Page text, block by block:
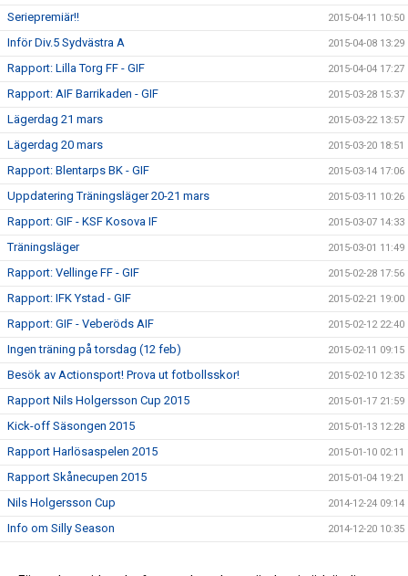
Seriepremiär!! 2015-04-11 10:50
Inför Div.5 Sydvästra A 2015-04-08 13:29
Rapport: Lilla Torg FF - GIF 2015-04-04 17:27
Rapport: AIF Barrikaden - GIF 2015-03-28 15:37
Lägerdag 21 mars 2015-03-22 13:57
Lägerdag 20 mars 2015-03-20 18:51
Rapport: Blentarps BK - GIF 2015-03-14 17:06
Uppdatering Träningsläger 20-21 mars 2015-03-11 10:26
Rapport: GIF - KSF Kosova IF 2015-03-07 14:33
Träningsläger 2015-03-01 11:49
Rapport: Vellinge FF - GIF 2015-02-28 17:56
Rapport: IFK Ystad - GIF 2015-02-21 19:00
Rapport: GIF - Veberöds AIF 2015-02-12 22:40
Ingen träning på torsdag (12 feb) 2015-02-11 09:15
Besök av Actionsport! Prova ut fotbollsskor! 2015-02-10 12:35
Rapport Nils Holgersson Cup 2015 2015-01-17 21:59
Kick-off Säsongen 2015 2015-01-13 12:28
Rapport Harlösaspelen 2015 2015-01-10 02:11
Rapport Skånecupen 2015 2015-01-04 19:21
Nils Holgersson Cup 2014-12-24 09:14
Info om Silly Season 2014-12-20 10:35